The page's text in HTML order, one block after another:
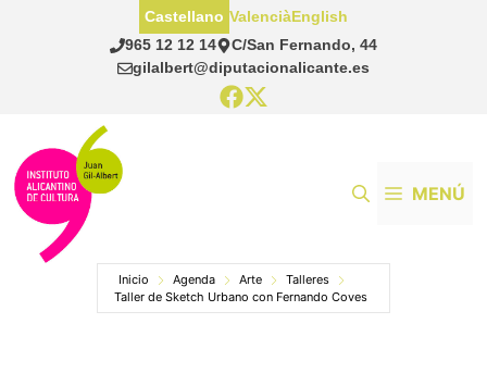
965 12 12 14
C/San Fernando, 44
gilalbert@diputacionalicante.es
Castellano ValenciàEnglish
MENÚ
Inicio Agenda Arte
Talleres
Taller de Sketch Urbano con Fernando Coves